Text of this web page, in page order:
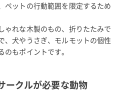
ペットの行動範囲を限定するため
ゃれな木製のもの、折りたたみで
、犬やうさぎ、モルモットの個性
もポイントです。
ークルが必要な動物